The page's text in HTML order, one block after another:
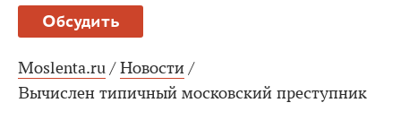
Обсудить
Moslenta.ru / Новости /
Вычислен типичный московский преступник